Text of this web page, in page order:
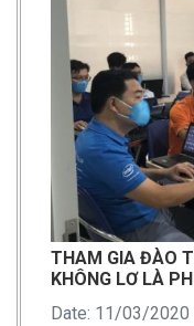
THAM GIA ĐÀO
KHÔNG LƠ LÀ
Date: 11/03/2020